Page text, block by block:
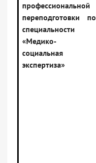
профессиональной
переподготовки по
специальности
«Медико-
социальная
экспертиза»